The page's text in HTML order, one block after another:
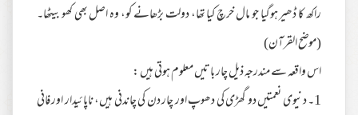
راکھ کا ڈھیر ہوگیا جو مال خرچ کیا تھا، دولت بڑھانے کو، وہ اصل بھی کھو بیٹھا۔
(موضح القرآن)
اس واقعہ سے مندرجہ ذیل چار باتیں معلوم ہوتی ہیں :
1۔ دنیوی نعمتیں دو گھڑی کی دھوپ اور چار دن کی چاندنی ہیں، ناپائیدار اور فانی